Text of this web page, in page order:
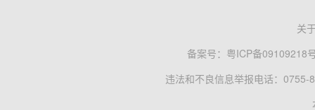
关
备案号： 粤ICP备09109218
违法和不良信息举报电话：0755-